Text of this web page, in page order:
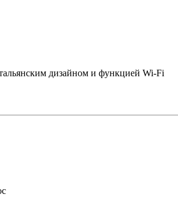
дизайном и функцией Wi-Fi